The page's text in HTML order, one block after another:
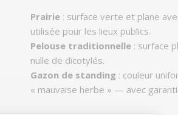
Prairie : surface verte et plane
utilisée pour les lieux publics.
Pelouse traditionnelle : surface
nulle de dicotylés.
Gazon de standing : couleur
« mauvaise herbe » — avec